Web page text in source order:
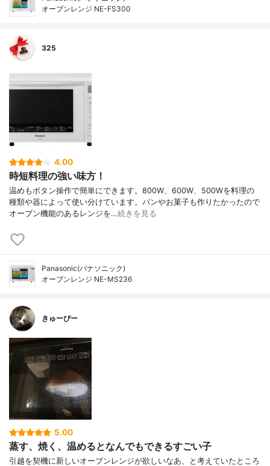
オーブンレンジ NE-FS300
325
4.00
時短料理の強い味方！
温めもボタン操作で簡単にできます。800W、600W、500Wを料理の
種類や器によって使い分けています。パンやお菓子も作りたかったので
オーブン機能のあるレンジを…続きを見る
Panasonic(パナソニック)
オーブンレンジ NE-MS236
きゅーぴー
5.00
蒸す、焼く、温めるとなんでもできるすごい子
引越を契機に新しいオーブンレンジが欲しいなあ、と考えていたところ